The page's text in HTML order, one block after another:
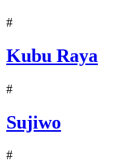
#
Kubu Raya
#
Sujiwo
#